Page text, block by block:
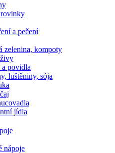
a pečení
zelenina, kompoty
povidla
luštěniny, sója
jídla
nápoje